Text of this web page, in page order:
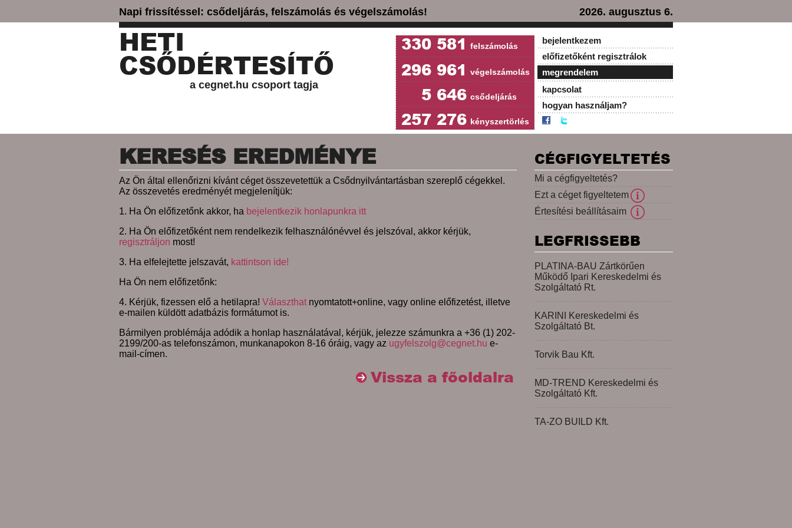
Napi frissítéssel: csődeljárás, felszámolás és végelszámolás! 2026. augusztus 6.
HETI
CSŐDÉRTESÍTŐ
a cegnet.hu csoport tagja
330 581 felszámolás
296 961 végelszámolás
5 646 csődeljárás
257 276 kényszertörlés
bejelentkezem
előfizetőként regisztrálok
megrendelem
kapcsolat
hogyan használjam?
KERESÉS EREDMÉNYE
Az Ön által ellenőrizni kívánt céget összevetettük a Csődnyilvántartásban szereplő cégekkel.
Az összevetés eredményét megjelenítjük:
1. Ha Ön előfizetőnk akkor, ha bejelentkezik honlapunkra itt
2. Ha Ön előfizetőként nem rendelkezik felhasználónévvel és jelszóval, akkor kérjük,
regisztráljon most!
3. Ha elfelejtette jelszavát, kattintson ide!
Ha Ön nem előfizetőnk:
4. Kérjük, fizessen elő a hetilapra! Választhat nyomtatott+online, vagy online előfizetést, illetve
e-mailen küldött adatbázis formátumot is.
Bármilyen problémája adódik a honlap használatával, kérjük, jelezze számunkra a +36 (1) 202-
2199/200-as telefonszámon, munkanapokon 8-16 óráig, vagy az ugyfelszolg@cegnet.hu e-
mail-címen.
Vissza a főoldalra
CÉGFIGYELTETÉS
Mi a cégfigyeltetés?
Ezt a céget figyeltetem
Értesítési beállításaim
LEGFRISSEBB
PLATINA-BAU Zártkörűen
Működő Ipari Kereskedelmi és
Szolgáltató Rt.
KARINI Kereskedelmi és
Szolgáltató Bt.
Torvik Bau Kft.
MD-TREND Kereskedelmi és
Szolgáltató Kft.
TA-ZO BUILD Kft.